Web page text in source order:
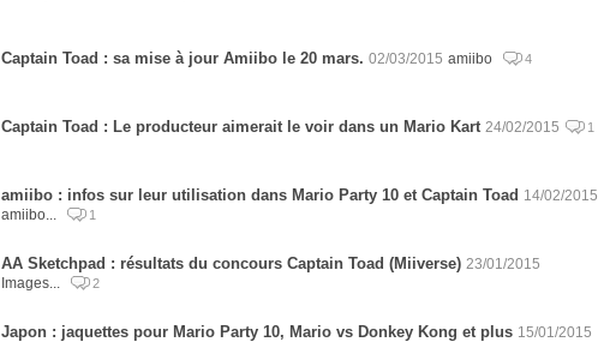
Captain Toad : sa mise à jour Amiibo le 20 mars. 02/03/2015 amiibo 4
Captain Toad : Le producteur aimerait le voir dans un Mario Kart 24/02/2015 1
amiibo : infos sur leur utilisation dans Mario Party 10 et Captain Toad 14/02/2015
amiibo...
1
AA Sketchpad : résultats du concours Captain Toad (Miiverse) 23/01/2015
Images...
2
Japon : jaquettes pour Mario Party 10, Mario vs Donkey Kong et plus 15/01/2015